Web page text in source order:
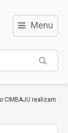
≡ Menu
CIMBAJU realizam